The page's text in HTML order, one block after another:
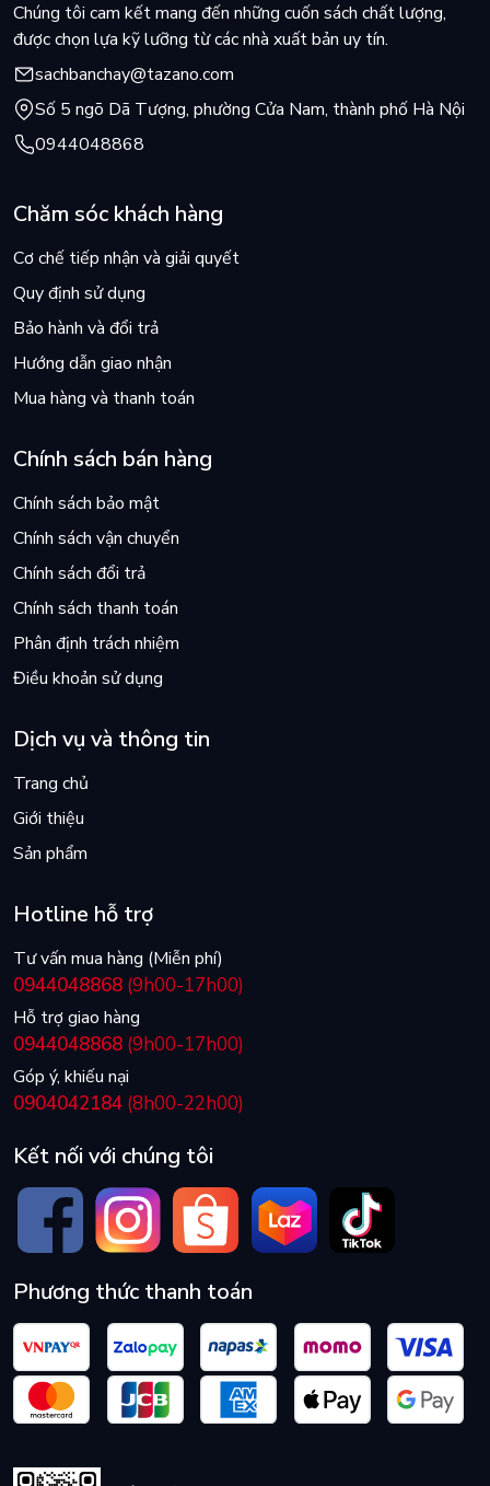
Chúng tôi cam kết mang đến những cuốn sách chất lượng,
được chọn lựa kỹ lưỡng từ các nhà xuất bản uy tín.
sachbanchay@tazano.com
Số 5 ngõ Dã Tượng, phường Cửa Nam, thành phố Hà Nội
0944048868
Chăm sóc khách hàng
Cơ chế tiếp nhận và giải quyết
Quy định sử dụng
Bảo hành và đổi trả
Hướng dẫn giao nhận
Mua hàng và thanh toán
Chính sách bán hàng
Chính sách bảo mật
Chính sách vận chuyển
Chính sách đổi trả
Chính sách thanh toán
Phân định trách nhiệm
Điều khoản sử dụng
Dịch vụ và thông tin
Trang chủ
Giới thiệu
Sản phẩm
Hotline hỗ trợ
Tư vấn mua hàng (Miễn phí)
0944048868 (9h00-17h00)
Hỗ trợ giao hàng
0944048868 (9h00-17h00)
Góp ý, khiếu nại
0904042184 (8h00-22h00)
Kết nối với chúng tôi
Phương thức thanh toán